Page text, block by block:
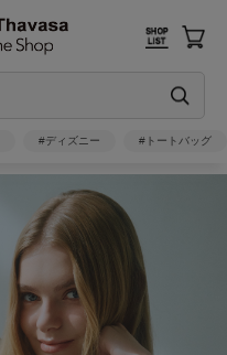
#ディズニー #トートバッグ